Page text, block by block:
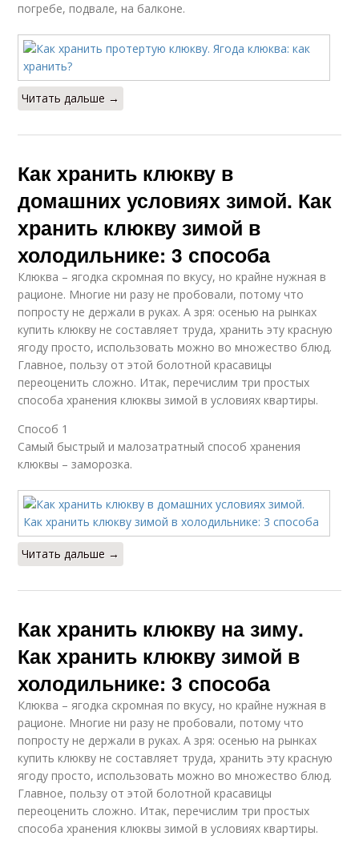
погребе, подвале, на балконе.
Читать дальше →
Как хранить клюкву в
домашних условиях зимой. Как
хранить клюкву зимой в
холодильнике: 3 способа
Клюква – ягодка скромная по вкусу, но крайне нужная в
рационе. Многие ни разу не пробовали, потому что
попросту не держали в руках. А зря: осенью на рынках
купить клюкву не составляет труда, хранить эту красную
ягоду просто, использовать можно во множество блюд.
Главное, пользу от этой болотной красавицы
переоценить сложно. Итак, перечислим три простых
способа хранения клюквы зимой в условиях квартиры.
Способ 1
Самый быстрый и малозатратный способ хранения
клюквы – заморозка.
Читать дальше →
Как хранить клюкву на зиму.
Как хранить клюкву зимой в
холодильнике: 3 способа
Клюква – ягодка скромная по вкусу, но крайне нужная в
рационе. Многие ни разу не пробовали, потому что
попросту не держали в руках. А зря: осенью на рынках
купить клюкву не составляет труда, хранить эту красную
ягоду просто, использовать можно во множество блюд.
Главное, пользу от этой болотной красавицы
переоценить сложно. Итак, перечислим три простых
способа хранения клюквы зимой в условиях квартиры.